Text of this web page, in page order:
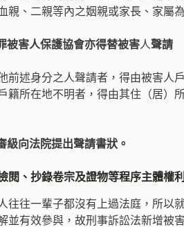
親、二親等內之姻親或家長、家屬
被害人保護協會亦得替被害人聲請
前述身分之人聲請者，得由被害人
籍所在地不明者，得由其住（居）
級向法院提出聲請書狀。
閱、抄錄卷宗及證物等程序主體權利
往往一輩子都沒有上過法庭，所以
並有效參與，故刑事訴訟法新增被